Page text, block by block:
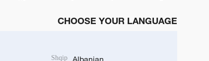
CHOOSE YOUR LANGUAGE
Albanian
Shqip